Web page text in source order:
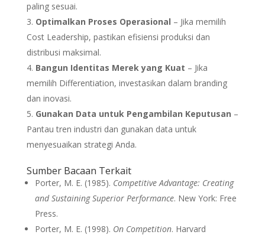
paling sesuai.
Optimalkan Proses Operasional – Jika memilih
Cost Leadership, pastikan efisiensi produksi dan
distribusi maksimal.
Bangun Identitas Merek yang Kuat – Jika
memilih Differentiation, investasikan dalam branding
dan inovasi.
Gunakan Data untuk Pengambilan Keputusan –
Pantau tren industri dan gunakan data untuk
menyesuaikan strategi Anda.
Sumber Bacaan Terkait
Porter, M. E. (1985). Competitive Advantage: Creating
and Sustaining Superior Performance. New York: Free
Press.
Porter, M. E. (1998). On Competition. Harvard